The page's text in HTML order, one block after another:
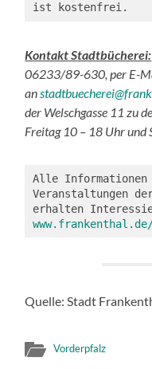
ist kostenfrei.
Kontakt Stadtbücherei:
06233/89-630, per E-
an
der Welschgasse 11 zu
Freitag 10 – 18 Uhr und
Alle Informationen
Veranstaltungen
Quelle: Stadt
Vorderpfalz